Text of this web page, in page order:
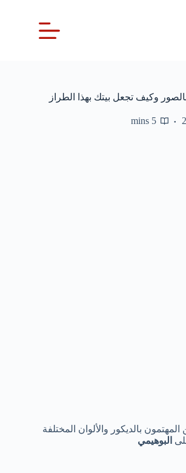
وكيف تجعل بيتك بهذا الطراز
5 mins
بالديكور والألوان المختلفة
البوهيمي